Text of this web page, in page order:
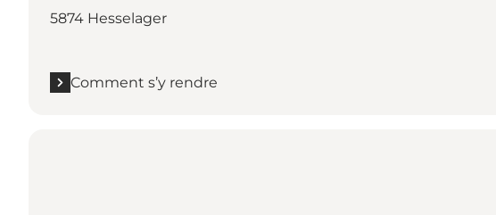
5874 Hesselager
Comment s’y rendre